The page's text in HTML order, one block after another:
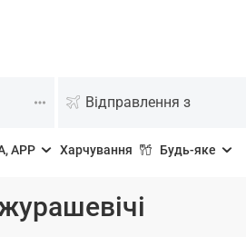
Відправлення з
APP Харчування Будь-яке